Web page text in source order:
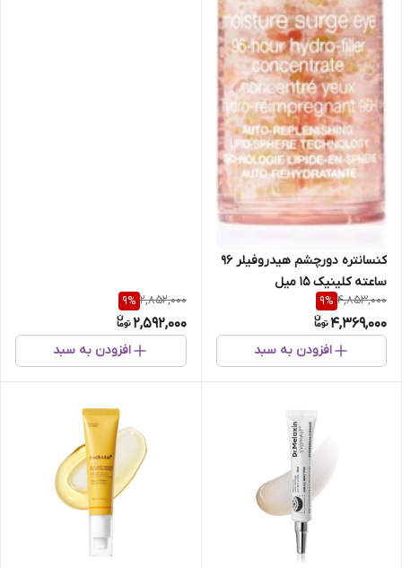
کنسانتره دورچشم هیدروفیلر 96
ساعته کلینیک 15 میل
4,853,000
9%
4,369,000
افزودن به سبد
2,852,000
9%
2,592,000
افزودن به سبد